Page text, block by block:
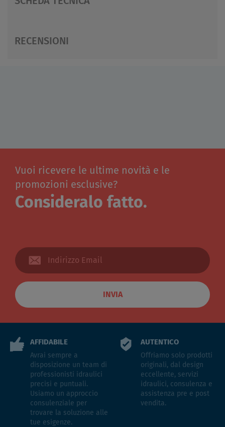
RECENSIONI
Vuoi ricevere le ultime novità e le
promozioni esclusive?
Consideralo fatto.
INVIA
AFFIDABILE
Avrai sempre a
disposizione un team di
professionisti idraulici
precisi e puntuali.
Usiamo un approccio
consulenziale per
trovare la soluzione alle
tue esigenze.
AUTENTICO
Offriamo solo prodotti
originali, dal design
eccellente, servizi
idraulici, consulenza e
assistenza pre e post
vendita.